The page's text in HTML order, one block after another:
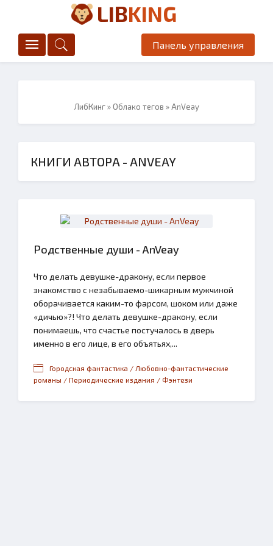
LIBKING
Панель управления
ЛибКинг» Облако тегов » AnVeay
КНИГИ АВТОРА - ANVEAY
Родственные души - AnVeay
Что делать девушке-дракону, если первое
знакомство с незабываемо-шикарным мужчиной
оборачивается каким-то фарсом, шоком или даже
«дичью»?! Что делать девушке-дракону, если
понимаешь, что счастье постучалось в дверь
именно в его лице, в его объятьях,...
Городская фантастика / Любовно-фантастические
романы / Периодические издания / Фэнтези